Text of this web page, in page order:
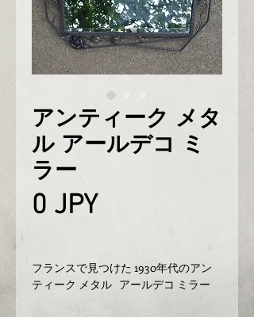
アンティーク メタ
ル アールデコ ミ
ラー
0 JPYPrix
フランスで見つけた 1930年代のアン
ティーク メタル   アールデコ ミラー